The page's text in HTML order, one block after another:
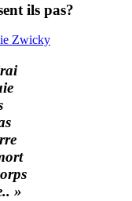
ils pas?
Zwicky
»